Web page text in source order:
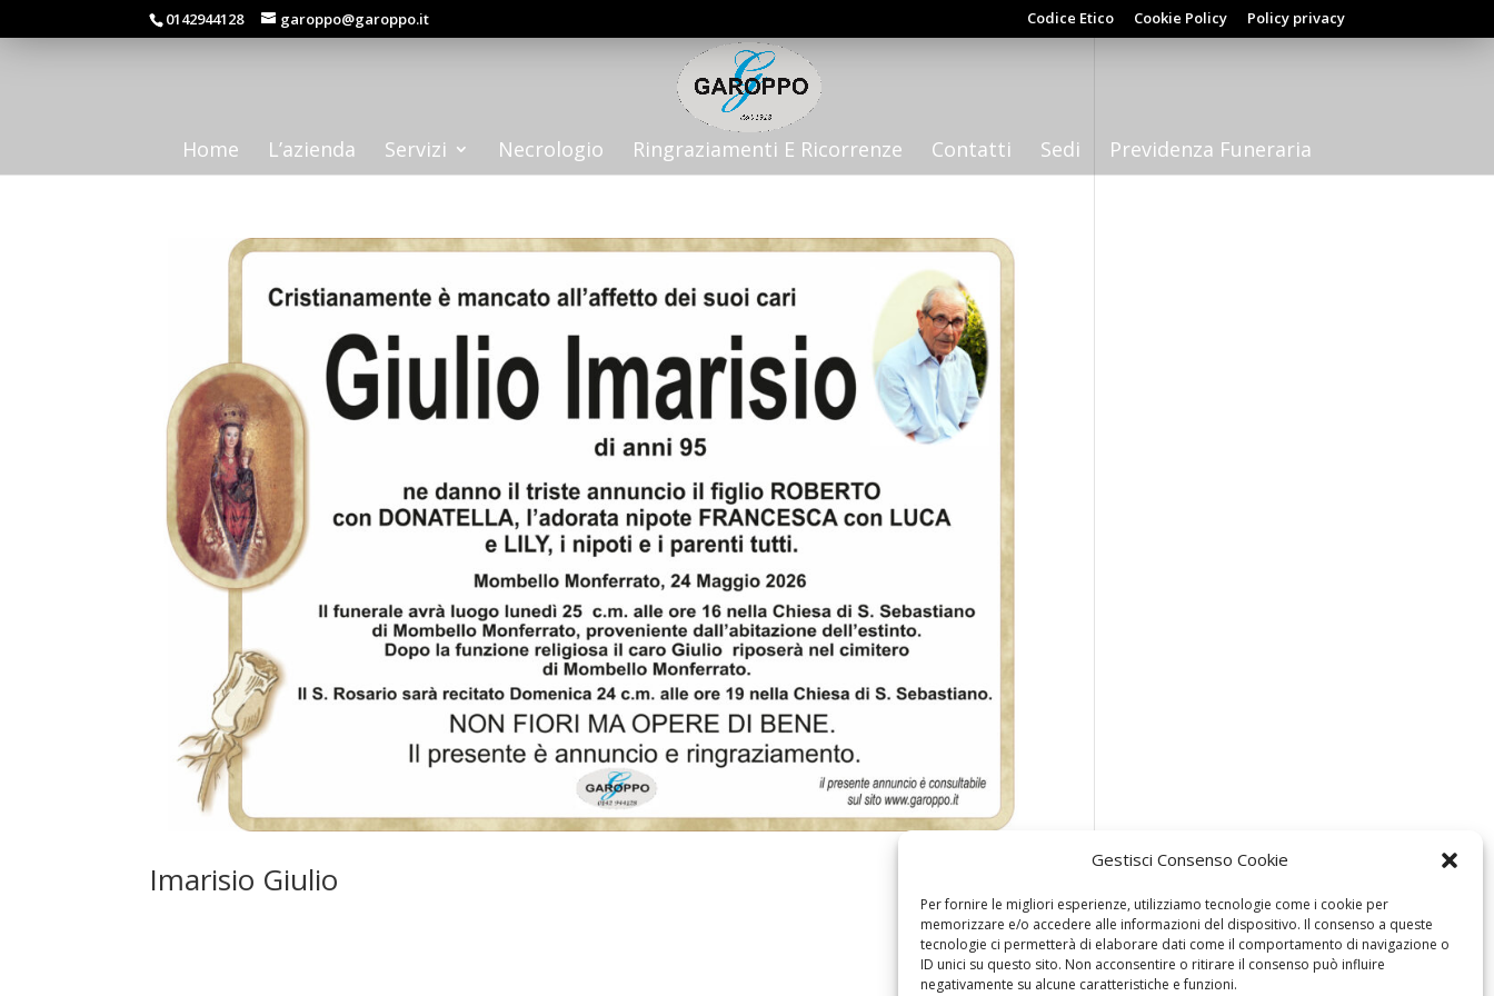
Gestisci Consenso Cookie
Per fornire le migliori esperienze, utilizziamo tecnologie come i cookie per
memorizzare e/o accedere alle informazioni del dispositivo. Il consenso a queste
tecnologie ci permetterà di elaborare dati come il comportamento di navigazione o
ID unici su questo sito. Non acconsentire o ritirare il consenso può influire
negativamente su alcune caratteristiche e funzioni.
0142944128 garoppo@garoppo.it Codice Etico Cookie Policy Policy privacy
Home L’azienda Servizi Necrologio Ringraziamenti E Ricorrenze Contatti Sedi Previdenza Funeraria
Imarisio Giulio